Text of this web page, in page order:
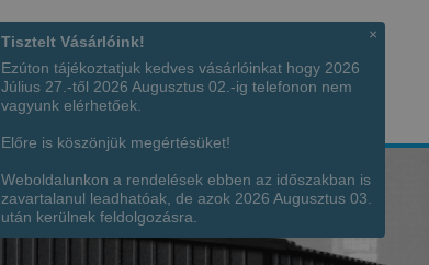
Hívjon minket!
KÉPGALÉRIA INFÓ ELÉRHETŐSÉG
×
Tisztelt Vásárlóink!
Ezúton tájékoztatjuk kedves vásárlóinkat hogy 2026
Július 27.-től 2026 Augusztus 02.-ig telefonon nem
vagyunk elérhetőek.
Előre is köszönjük megértésüket!
Weboldalunkon a rendelések ebben az időszakban is
zavartalanul leadhatóak, de azok 2026 Augusztus 03.
után kerülnek feldolgozásra.